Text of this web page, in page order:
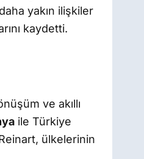
yakın ilişkiler
kaydetti.
ve akıllı
ile Türkiye
ülkelerinin